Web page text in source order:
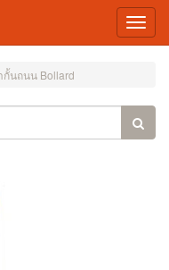
กั้นถนน Bollard